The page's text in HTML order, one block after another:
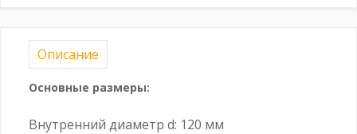
Описание
Основные размеры:
Внутренний диаметр d: 120 мм